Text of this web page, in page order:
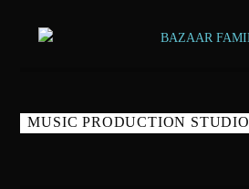
MUSIC PRODUCTION STUDIO